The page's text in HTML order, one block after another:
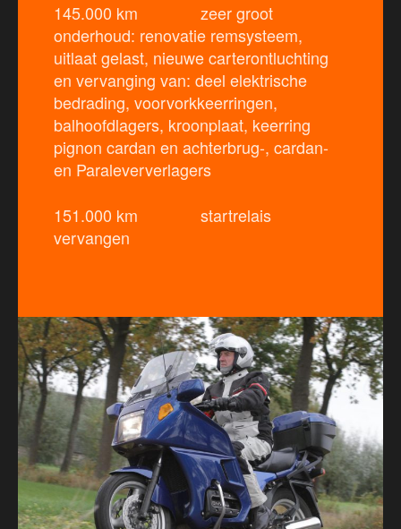
145.000 km zeer groot
onderhoud: renovatie remsysteem,
uitlaat gelast, nieuwe carterontluchting
en vervanging van: deel elektrische
bedrading, voorvorkkeerringen,
balhoofdlagers, kroonplaat, keerring
pignon cardan en achterbrug-, cardan-
en Paraleververlagers
151.000 km startrelais
vervangen